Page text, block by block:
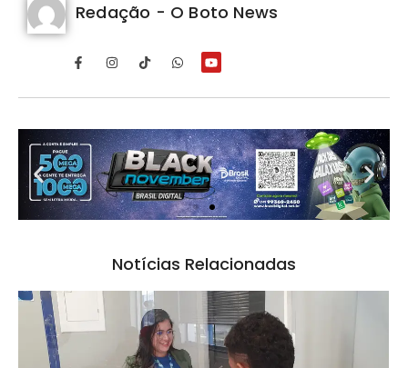
Redação - O Boto News
Notícias Relacionadas